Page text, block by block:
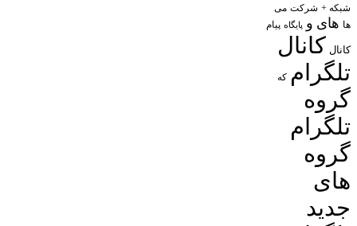
شبکه + شرکت می
ها های و پایگاه پیام
کانال کانال
تلگرام که
گروه
تلگرام
گروه
های
جدید